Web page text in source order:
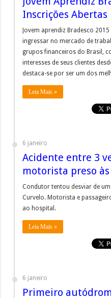
Inscrições Abertas
Jovem aprendiz Bradesco
ingressar no mercado de
grupos financeiros do Brasil,
interesses de seus clientes
destaca-se por ser um dos
Leia Mais »
6 janeiro
Acidente entre 3
motorista preso
Condutor tentou desviar de
Curvelo. Motorista e
ao hospital.
Leia Mais »
6 janeiro
Primeiro